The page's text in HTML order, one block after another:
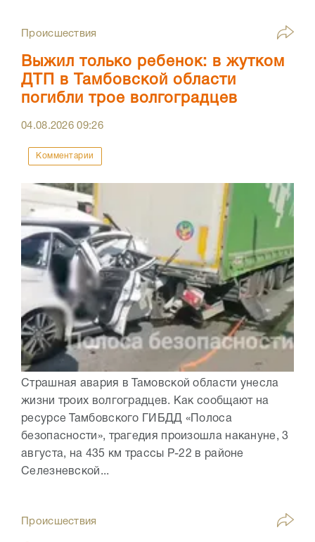
Происшествия
Выжил только ребенок: в жутком
ДТП в Тамбовской области
погибли трое волгоградцев
04.08.202609:26
Комментарии
Страшная авария в Тамовской области унесла
жизни троих волгоградцев. Как сообщают на
ресурсе Тамбовского ГИБДД «Полоса
безопасности», трагедия произошла накануне, 3
августа, на 435 км трассы Р-22 в районе
Селезневской...
Происшествия